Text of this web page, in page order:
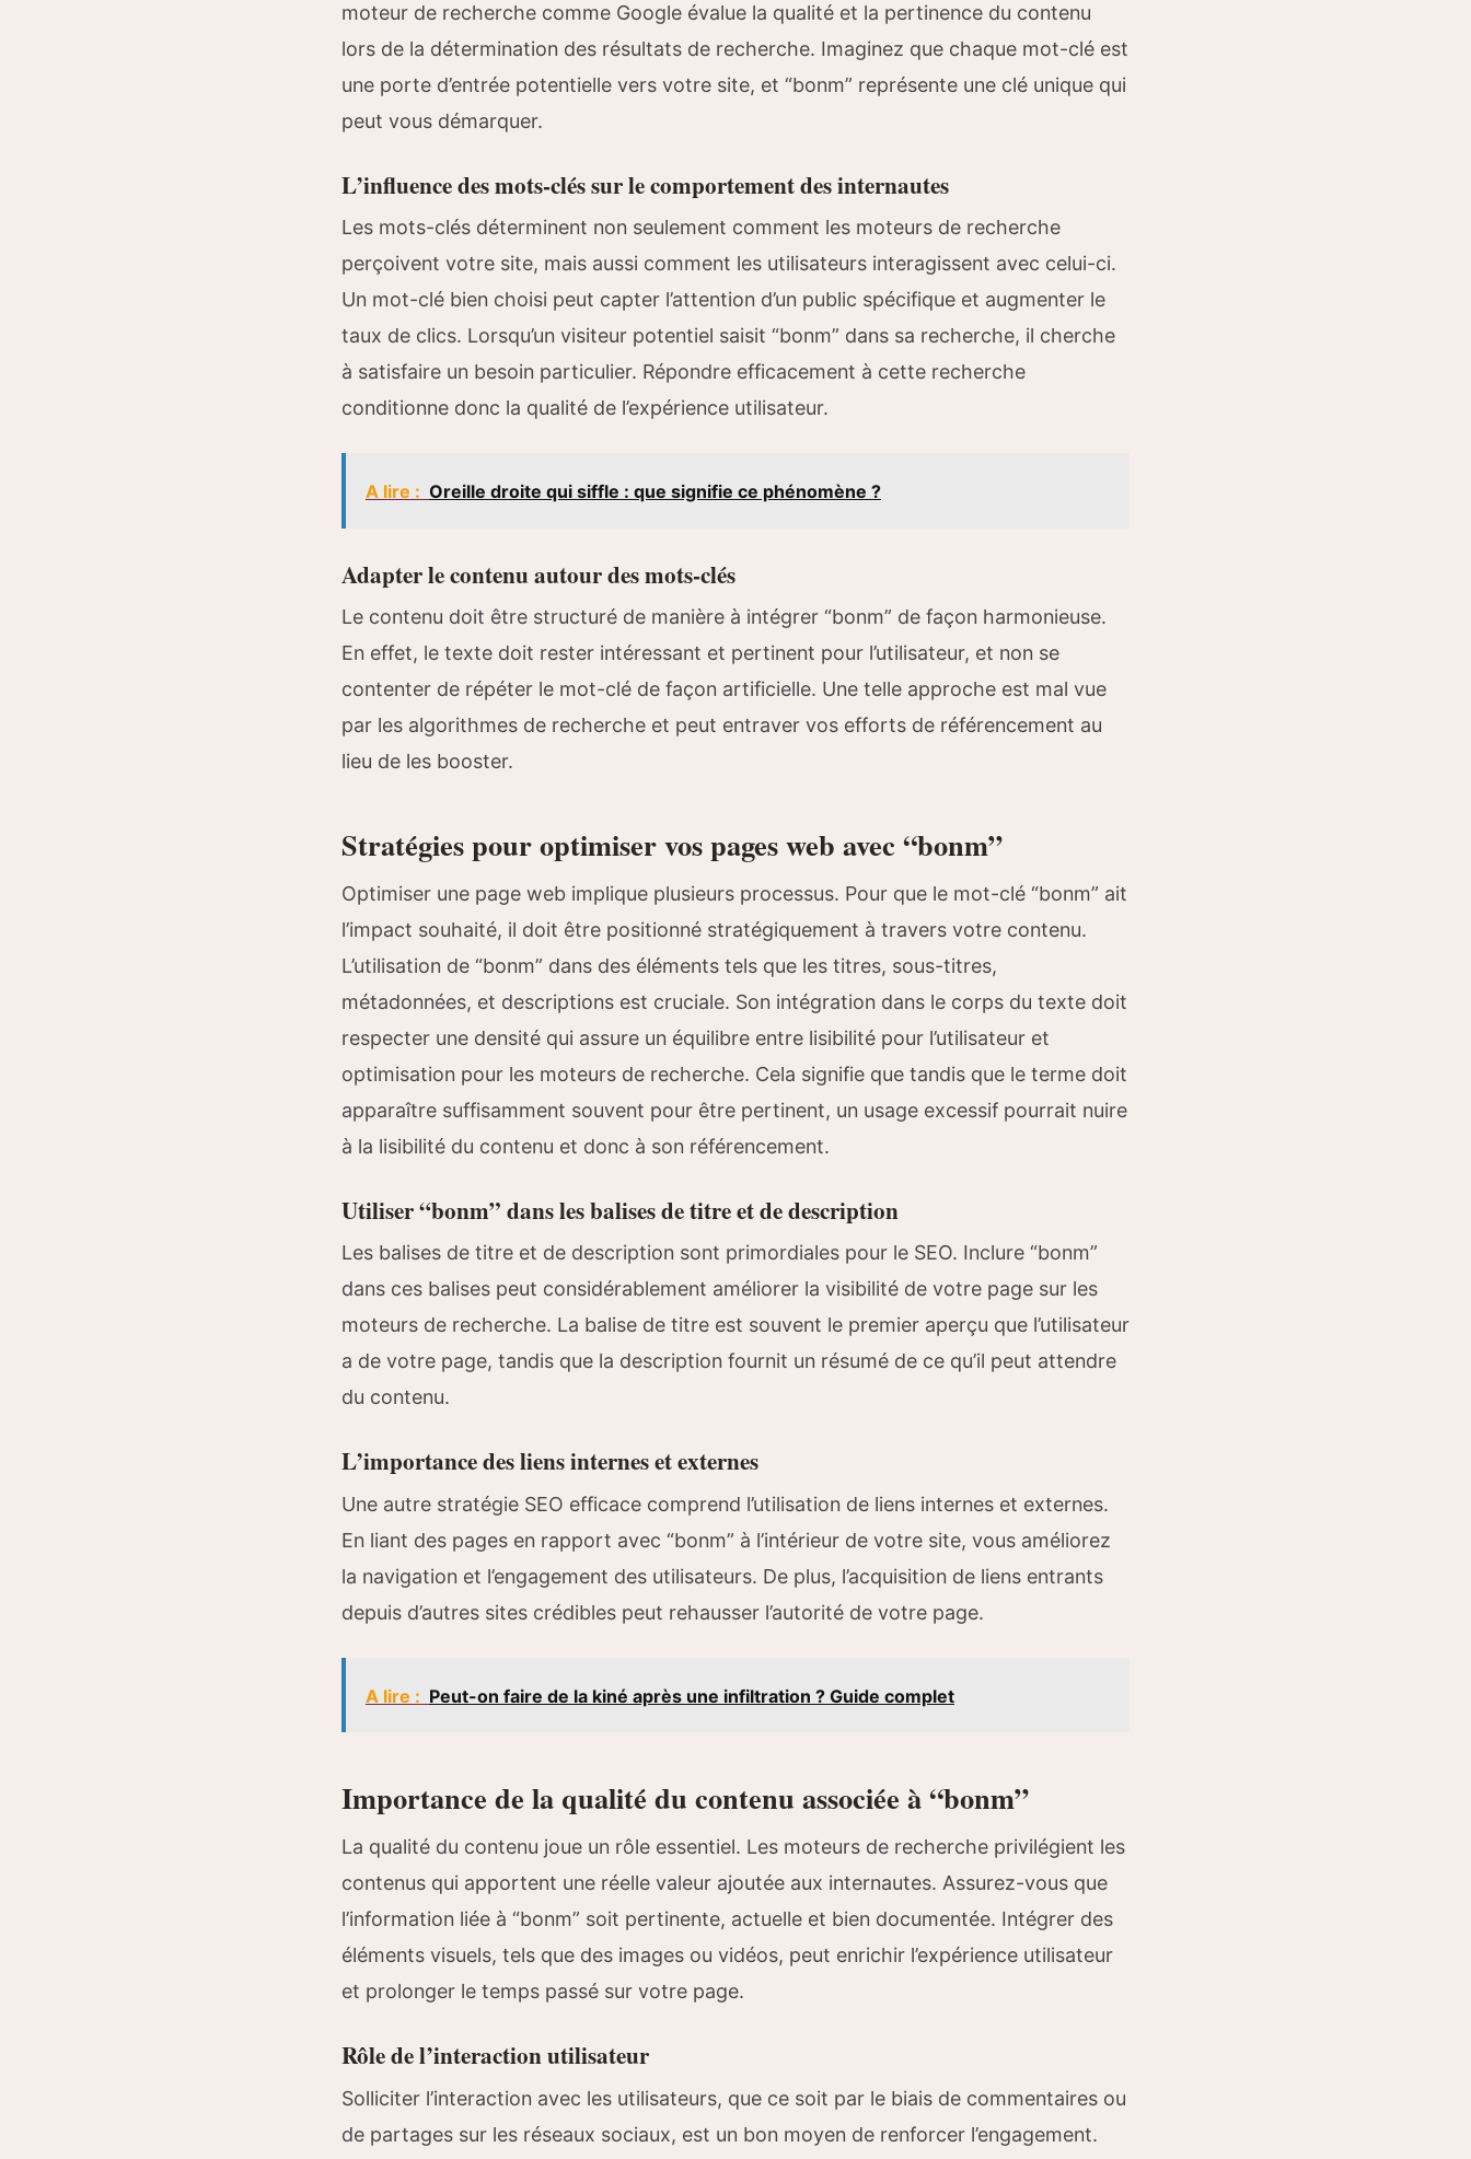
moteur de recherche comme Google évalue la qualité et la pertinence du contenu
lors de la détermination des résultats de recherche. Imaginez que chaque mot-clé est
une porte d’entrée potentielle vers votre site, et “bonm” représente une clé unique qui
peut vous démarquer.
L’influence des mots-clés sur le comportement des internautes
Les mots-clés déterminent non seulement comment les moteurs de recherche
perçoivent votre site, mais aussi comment les utilisateurs interagissent avec celui-ci.
Un mot-clé bien choisi peut capter l’attention d’un public spécifique et augmenter le
taux de clics. Lorsqu’un visiteur potentiel saisit “bonm” dans sa recherche, il cherche
à satisfaire un besoin particulier. Répondre efficacement à cette recherche
conditionne donc la qualité de l’expérience utilisateur.
A lire : Oreille droite qui siffle : que signifie ce phénomène ?
Adapter le contenu autour des mots-clés
Le contenu doit être structuré de manière à intégrer “bonm” de façon harmonieuse.
En effet, le texte doit rester intéressant et pertinent pour l’utilisateur, et non se
contenter de répéter le mot-clé de façon artificielle. Une telle approche est mal vue
par les algorithmes de recherche et peut entraver vos efforts de référencement au
lieu de les booster.
Stratégies pour optimiser vos pages web avec “bonm”
Optimiser une page web implique plusieurs processus. Pour que le mot-clé “bonm” ait
l’impact souhaité, il doit être positionné stratégiquement à travers votre contenu.
L’utilisation de “bonm” dans des éléments tels que les titres, sous-titres,
métadonnées, et descriptions est cruciale. Son intégration dans le corps du texte doit
respecter une densité qui assure un équilibre entre lisibilité pour l’utilisateur et
optimisation pour les moteurs de recherche. Cela signifie que tandis que le terme doit
apparaître suffisamment souvent pour être pertinent, un usage excessif pourrait nuire
à la lisibilité du contenu et donc à son référencement.
Utiliser “bonm” dans les balises de titre et de description
Les balises de titre et de description sont primordiales pour le SEO. Inclure “bonm”
dans ces balises peut considérablement améliorer la visibilité de votre page sur les
moteurs de recherche. La balise de titre est souvent le premier aperçu que l’utilisateur
a de votre page, tandis que la description fournit un résumé de ce qu’il peut attendre
du contenu.
L’importance des liens internes et externes
Une autre stratégie SEO efficace comprend l’utilisation de liens internes et externes.
En liant des pages en rapport avec “bonm” à l’intérieur de votre site, vous améliorez
la navigation et l’engagement des utilisateurs. De plus, l’acquisition de liens entrants
depuis d’autres sites crédibles peut rehausser l’autorité de votre page.
A lire : Peut-on faire de la kiné après une infiltration ? Guide complet
Importance de la qualité du contenu associée à “bonm”
La qualité du contenu joue un rôle essentiel. Les moteurs de recherche privilégient les
contenus qui apportent une réelle valeur ajoutée aux internautes. Assurez-vous que
l’information liée à “bonm” soit pertinente, actuelle et bien documentée. Intégrer des
éléments visuels, tels que des images ou vidéos, peut enrichir l’expérience utilisateur
et prolonger le temps passé sur votre page.
Rôle de l’interaction utilisateur
Solliciter l’interaction avec les utilisateurs, que ce soit par le biais de commentaires ou
de partages sur les réseaux sociaux, est un bon moyen de renforcer l’engagement.